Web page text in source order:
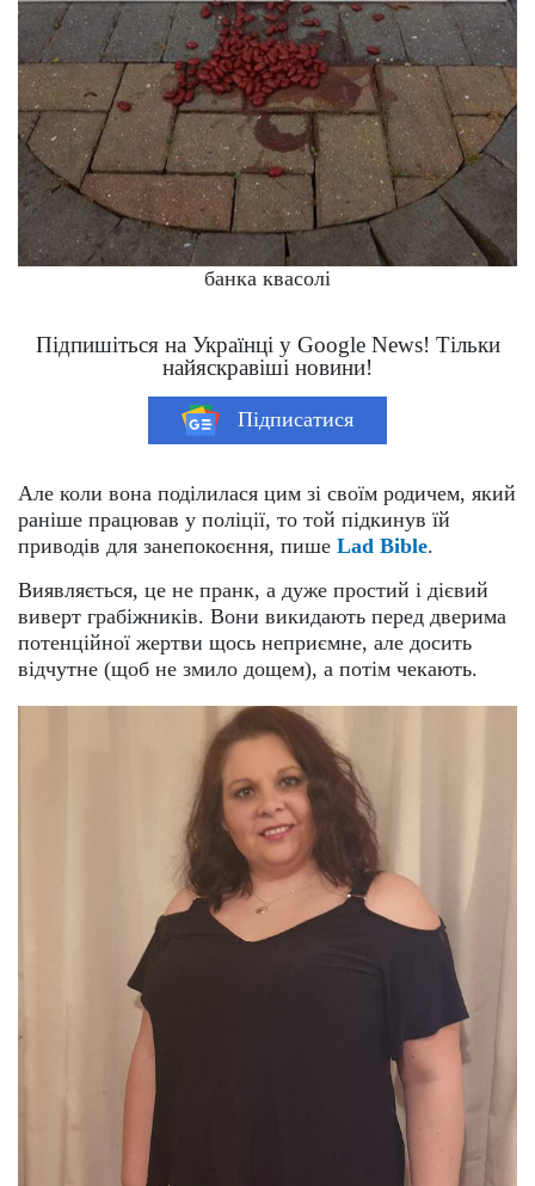
банка квасолі
Підпишіться на Українці у Google News! Тільки
найяскравіші новини!
Підписатися
Але коли вона поділилася цим зі своїм родичем, який
раніше працював у поліції, то той підкинув їй
приводів для занепокоєння, пише Lad Bible.
Виявляється, це не пранк, а дуже простий і дієвий
виверт грабіжників. Вони викидають перед дверима
потенційної жертви щось неприємне, але досить
відчутне (щоб не змило дощем), а потім чекають.